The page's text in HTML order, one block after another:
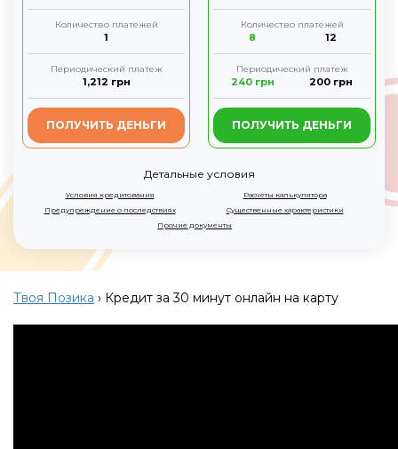
Количество платежей
1
Периодический платеж
1,212 грн
ПОЛУЧИТЬ ДЕНЬГИ
Количество платежей
8 12
Периодический платеж
240грн 200 грн
ПОЛУЧИТЬ ДЕНЬГИ
Детальные условия
Условия кредитования
Расчеты калькулятора
Предупреждение о последствиях
Существенные характеристики
Прочие документы
Твоя Позика › Кредит за 30 минут онлайн на карту